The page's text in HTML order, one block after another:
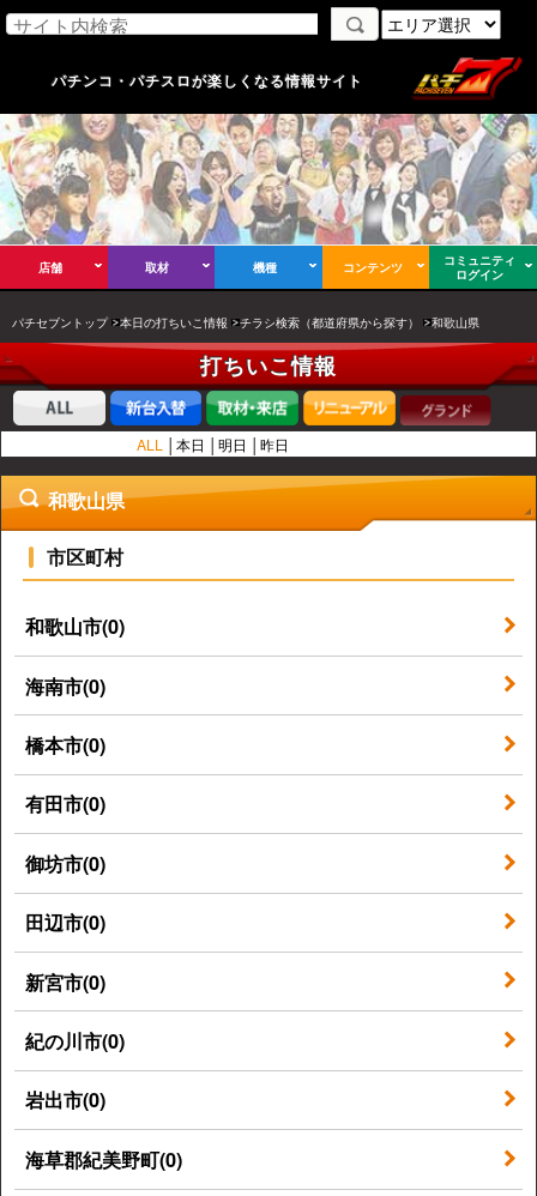
パチンコ・パチスロが楽しくなる情報サイト
店舗 取材 機種 コンテンツ
コミュニティ
ログイン
パチセブントップ 本日の打ちいこ情報 チラシ検索（都道府県から探す） 和歌山県
打ちいこ情報
ALL 本日 明日 昨日
和歌山県
市区町村
和歌山市(0)
海南市(0)
橋本市(0)
有田市(0)
御坊市(0)
田辺市(0)
新宮市(0)
紀の川市(0)
岩出市(0)
海草郡紀美野町(0)